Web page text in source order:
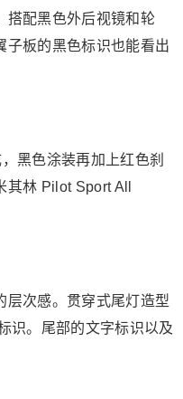
搭配黑色外后视镜和轮
子板的黑色标识也能看出
黑色涂装再加上红色刹
林 Pilot Sport All
层次感。贯穿式尾灯造型
识。尾部的文字标识以及